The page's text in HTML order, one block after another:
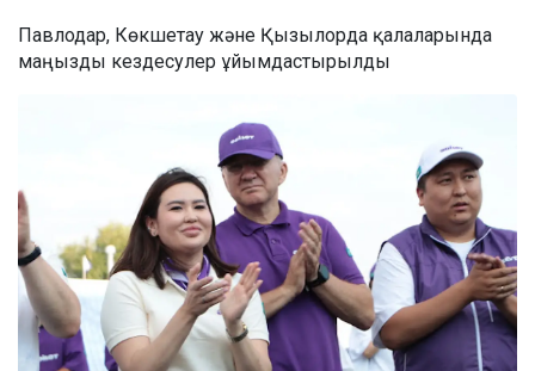
Павлодар, Көкшетау және Қызылорда қалаларында
маңызды кездесулер ұйымдастырылды